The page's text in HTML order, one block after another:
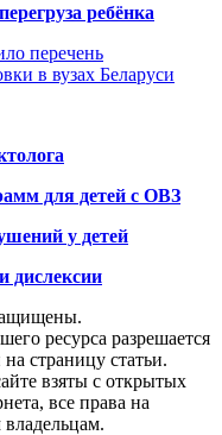
ребёнка
перечень
в вузах Беларуси
для детей с ОВЗ
у детей
дислексии
ресурса разрешается
страницу статьи.
взяты с открытых
все права на